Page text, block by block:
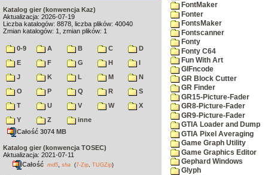
Katalog gier (konwencja Kaz)
Aktualizacja: 2026-07-19
Liczba katalogów: 8878, liczba plików: 40040
Zmian katalogów: 1, zmian plików: 1
0-9 A B C
D
E
F G H
I
J
K L M
N
O
P Q R
S
T
U V W
X
Y
Z
inne
Całość 3074 MB
Katalog gier (konwencja TOSEC)
Aktualizacja: 2021-07-11
Całość md5 sha (7-Zip TUGZip)
FontMaker
Fonter
FontsMaker
Fontscanner
Fonty
Fonty C64
Fun With Art
GIFncode
GR Block Cutter
GR Finder
GR15-Picture-Fader
GR8-Picture-Fader
GR9-Picture-Fader
GTIA Loader and Dump
GTIA Pixel Averaging
Game Graph Utility
Game Graphics Editor
Gephard Windows
Glyph